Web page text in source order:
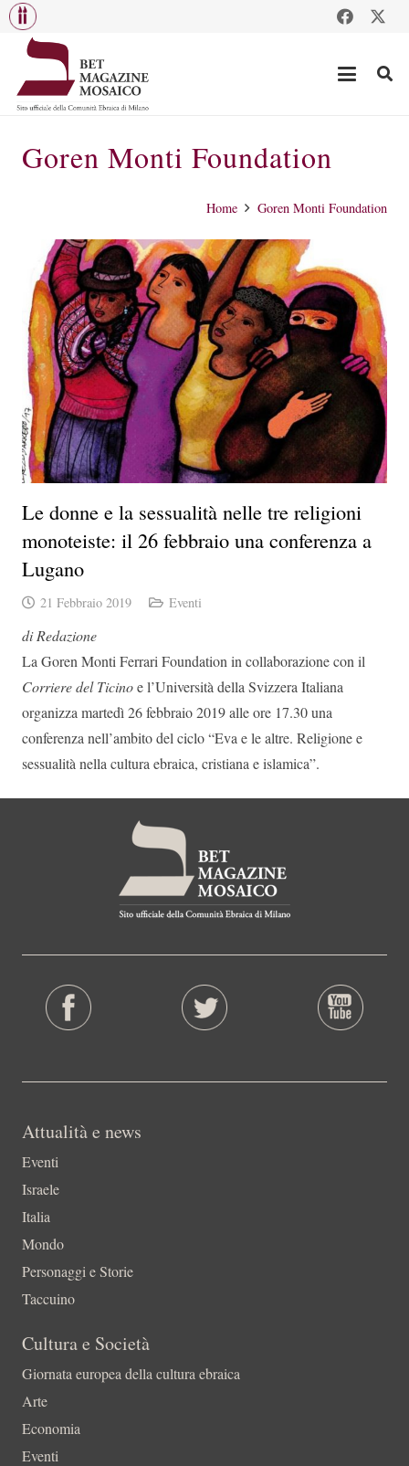
Goren Monti Foundation
Home Goren Monti Foundation
Le donne e la sessualità nelle tre religioni
monoteiste: il 26 febbraio una conferenza a
Lugano
21 Febbraio 2019 Eventi
di Redazione
La Goren Monti Ferrari Foundation in collaborazione con il
Corriere del Ticinoe l’Università della Svizzera Italiana
organizza martedì 26 febbraio 2019 alle ore 17.30 una
conferenza nell’ambito del ciclo “Eva e le altre. Religione e
sessualità nella cultura ebraica, cristiana e islamica”.
Attualità e news
Eventi
Israele
Italia
Mondo
Personaggi e Storie
Taccuino
Cultura e Società
Giornata europea della cultura ebraica
Arte
Economia
Eventi